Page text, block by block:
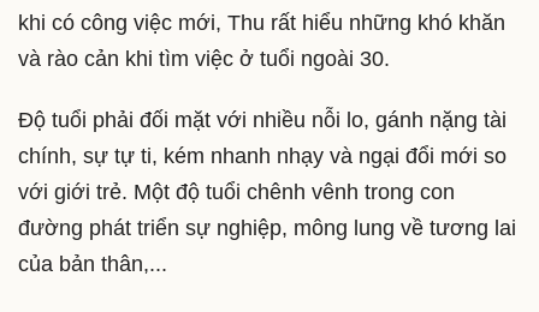
khi có công việc mới, Thu rất hiểu những khó khăn
và rào cản khi tìm việc ở tuổi ngoài 30.
Độ tuổi phải đối mặt với nhiều nỗi lo, gánh nặng tài
chính, sự tự ti, kém nhanh nhạy và ngại đổi mới so
với giới trẻ. Một độ tuổi chênh vênh trong con
đường phát triển sự nghiệp, mông lung về tương lai
của bản thân,...